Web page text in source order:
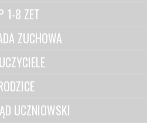
1-8 ZET
ZUCHOWA
UCZNIOWSKI